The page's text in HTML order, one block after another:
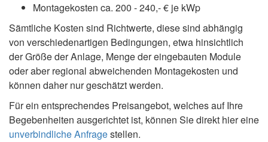
Montagekosten ca. 200 - 240,- € je kWp
Sämtliche Kosten sind Richtwerte, diese sind abhängig
von verschiedenartigen Bedingungen, etwa hinsichtlich
der Größe der Anlage, Menge der eingebauten Module
oder aber regional abweichenden Montagekosten und
können daher nur geschätzt werden.
Für ein entsprechendes Preisangebot, welches auf Ihre
Begebenheiten ausgerichtet ist, können Sie direkt hier eine
unverbindliche Anfragestellen.